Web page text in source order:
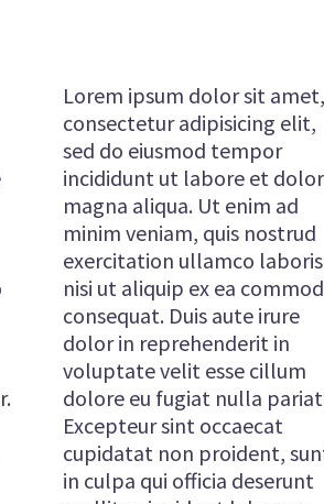
Lorem ipsum dolor sit amet,
consectetur adipisicing elit,
sed do eiusmod tempor
incididunt ut labore et
magna aliqua. Ut enim ad
minim veniam, quis nostrud
exercitation ullamco laboris
nisi ut aliquip ex ea
consequat. Duis aute irure
dolor in reprehenderit in
voluptate velit esse cillum
dolore eu fugiat nulla
Excepteur sint occaecat
cupidatat non proident,
in culpa qui officia deserunt